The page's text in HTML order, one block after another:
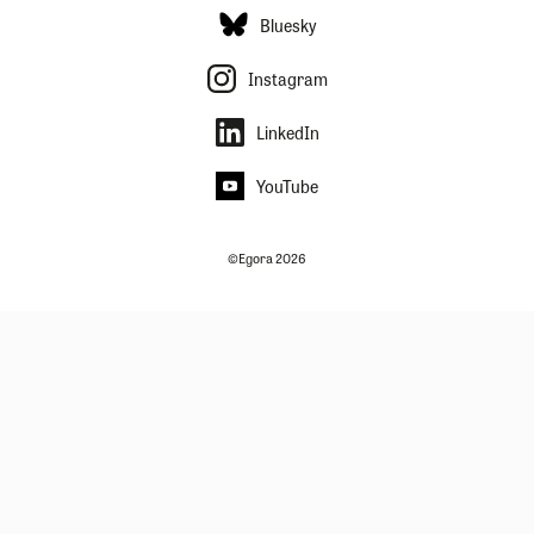
Bluesky
Instagram
LinkedIn
YouTube
©Egora 2026